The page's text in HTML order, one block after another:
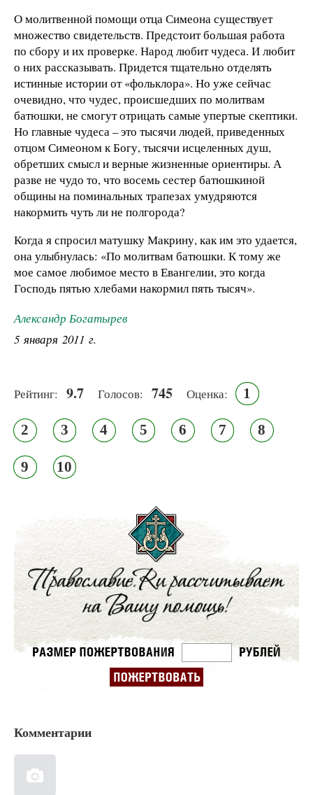
О молитвенной помощи отца Симеона существует
множество свидетельств. Предстоит большая работа
по сбору и их проверке. Народ любит чудеса. И любит
о них рассказывать. Придется тщательно отделять
истинные истории от «фольклора». Но уже сейчас
очевидно, что чудес, происшедших по молитвам
батюшки, не смогут отрицать самые упертые скептики.
Но главные чудеса – это тысячи людей, приведенных
отцом Симеоном к Богу, тысячи исцеленных душ,
обретших смысл и верные жизненные ориентиры. А
разве не чудо то, что восемь сестер батюшкиной
общины на поминальных трапезах умудряются
накормить чуть ли не полгорода?
Когда я спросил матушку Макрину, как им это удается,
она улыбнулась: «По молитвам батюшки. К тому же
мое самое любимое место в Евангелии, это когда
Господь пятью хлебами накормил пять тысяч».
Александр Богатырев
5 января 2011 г.
Рейтинг: 9.7 Голосов: 745 Оценка: 1
2 3 4 5 6 7 8
9 10
Комментарии